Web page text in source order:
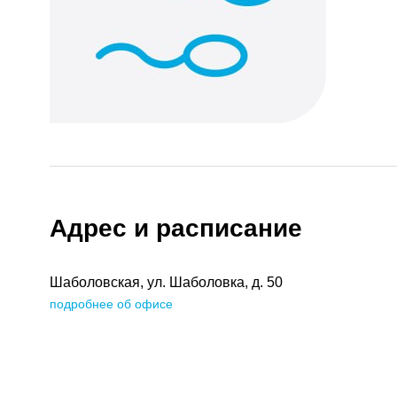
Адрес и расписание
Шаболовская, ул. Шаболовка, д. 50
подробнее об офисе